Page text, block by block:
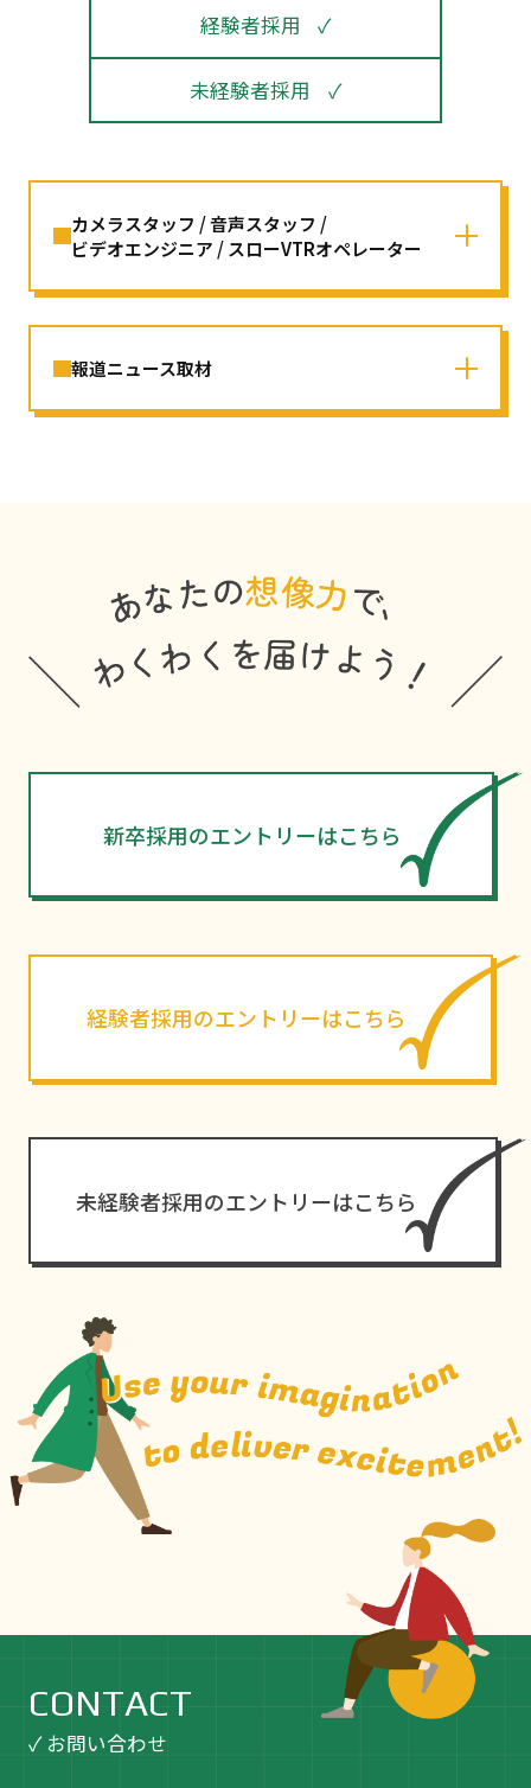
経験者採用
未経験者採用
カメラスタッフ / 音声スタッフ /
ビデオエンジニア / スローVTRオペレーター
報道ニュース取材
新卒採用のエントリーはこちら
経験者採用のエントリーはこちら
未経験者採用のエントリーはこちら
CONTACT
✓ お問い合わせ